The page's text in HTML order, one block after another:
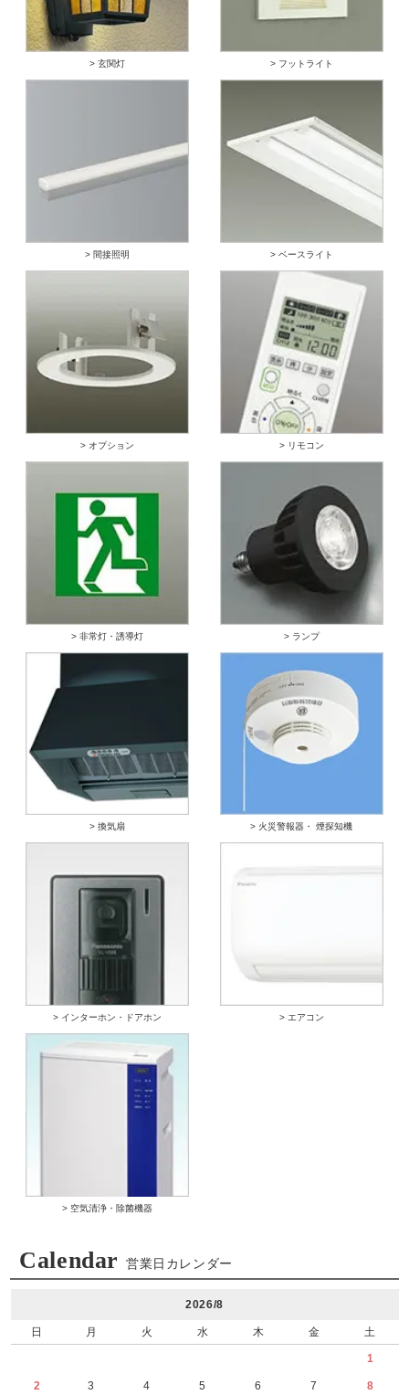
> 玄関灯 > フットライト
> 間接照明 > ベースライト
> オプション > リモコン
> 非常灯・誘導灯 > ランプ
> 換気扇 > 火災警報器・ 煙探知機
> インターホン・ドアホン > エアコン
> 空気清浄・除菌機器
Calendar 営業日カレンダー
2026/8
日 月 火 水 木 金 土
1
2 3 4 5 6 7 8